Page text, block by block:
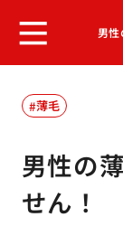
男
薄毛
男性の
せん！